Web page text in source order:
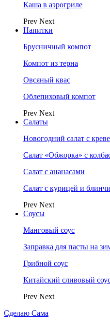
Каша в аэрогриле
Prev Next
Напитки
Брусничный компот
Компот из терна
Овсяный квас
Облепиховый компот
Prev Next
Салаты
Новогодний салат с
Салат «Обжорка» с
Салат с ананасами
Салат с курицей и
Prev Next
Соусы
Манговый соус
Заправка для пасты на
Грибной соус
Китайский сливовый
Prev Next
Сделаю Сама